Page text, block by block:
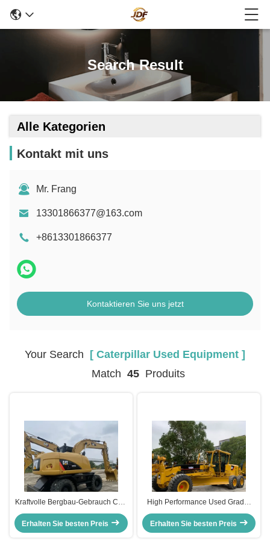
Search Result
Alle Kategorien
Kontakt mit uns
Mr. Frang
13301866377@163.com
+8613301866377
Kontaktieren Sie uns jetzt
Your Search [ Caterpillar Used Equipment ]
Match 45Produits
Kraftvolle Bergbau-Gebrauch CAT
M315D2 Bagger Crawler Digger
13500-15200kg
Erhalten Sie besten Preis
High Performance Used Grader
CAT 140H Motor Grader für den
Straßenbau
Erhalten Sie besten Preis